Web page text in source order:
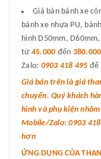
Giá bán bánh xe
bánh xe nhựa PU,
hình D50mm,
từ 45.000 đến
Zalo: 0903 418 495 để
Giá bán trên là giá
chuyển. Quý khách
hình và phụ kiện
Mobile/Zalo: 0903
hơn
ỨNG DỤNG CỦA